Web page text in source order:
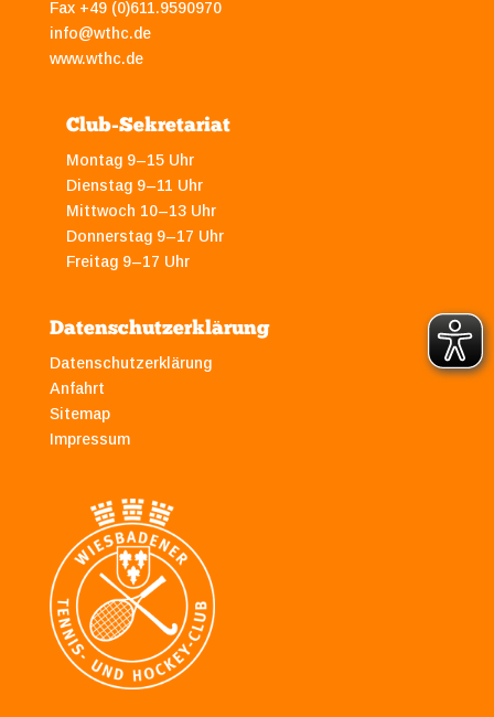
Fax +49 (0)611.9590970
info@wthc.de
www.wthc.de
Club-Sekretariat
Montag 9–15 Uhr
Dienstag 9–11 Uhr
Mittwoch 10–13 Uhr
Donnerstag 9–17 Uhr
Freitag 9–17 Uhr
Datenschutzerklärung
Datenschutzerklärung
Anfahrt
Sitemap
Impressum